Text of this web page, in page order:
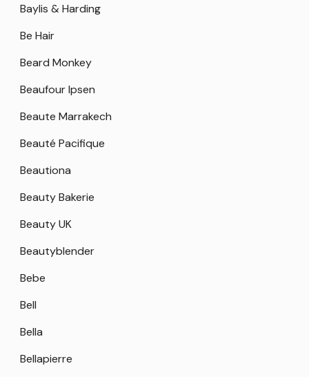
Baylis & Harding
Be Hair
Beard Monkey
Beaufour Ipsen
Beaute Marrakech
Beauté Pacifique
Beautiona
Beauty Bakerie
Beauty UK
Beautyblender
Bebe
Bell
Bella
Bellapierre